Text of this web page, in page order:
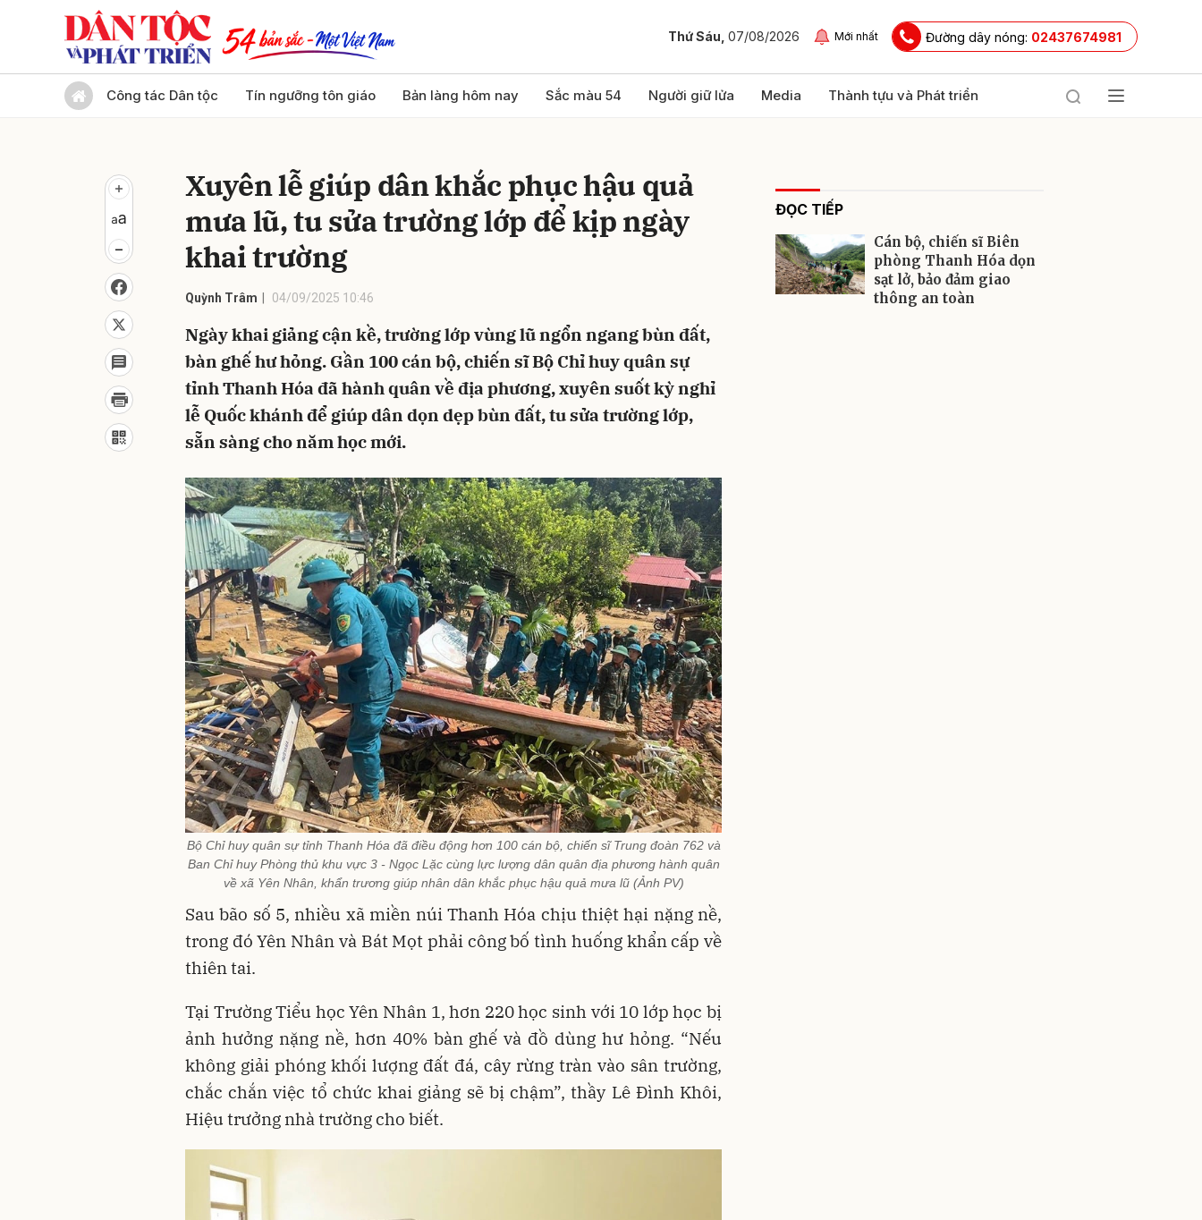
Thứ Sáu, 07/08/2026 Mới nhất Đường dây nóng: 02437674981
Công tác Dân tộc Tín ngưỡng tôn giáo Bản làng hôm nay Sắc màu 54 Người giữ lửa Media Thành tựu và Phát triển
Xuyên lễ giúp dân khắc phục hậu quả
mưa lũ, tu sửa trường lớp để kịp ngày
khai trường
Quỳnh Trâm 04/09/2025 10:46
Ngày khai giảng cận kề, trường lớp vùng lũ ngổn ngang bùn đất,
bàn ghế hư hỏng. Gần 100 cán bộ, chiến sĩ Bộ Chỉ huy quân sự
tỉnh Thanh Hóa đã hành quân về địa phương, xuyên suốt kỳ nghỉ
lễ Quốc khánh để giúp dân dọn dẹp bùn đất, tu sửa trường lớp,
sẵn sàng cho năm học mới.
Bộ Chỉ huy quân sự tỉnh Thanh Hóa đã điều động hơn 100 cán bộ, chiến sĩ Trung đoàn 762 và
Ban Chỉ huy Phòng thủ khu vực 3 - Ngọc Lặc cùng lực lượng dân quân địa phương hành quân
về xã Yên Nhân, khẩn trương giúp nhân dân khắc phục hậu quả mưa lũ (Ảnh PV)
Sau bão số 5, nhiều xã miền núi Thanh Hóa chịu thiệt hại nặng nề,
trong đó Yên Nhân và Bát Mọt phải công bố tình huống khẩn cấp về
thiên tai.
Tại Trường Tiểu học Yên Nhân 1, hơn 220 học sinh với 10 lớp học bị
ảnh hưởng nặng nề, hơn 40% bàn ghế và đồ dùng hư hỏng. “Nếu
không giải phóng khối lượng đất đá, cây rừng tràn vào sân trường,
chắc chắn việc tổ chức khai giảng sẽ bị chậm”, thầy Lê Đình Khôi,
Hiệu trưởng nhà trường cho biết.
ĐỌC TIẾP
Cán bộ, chiến sĩ Biên
phòng Thanh Hóa dọn
sạt lở, bảo đảm giao
thông an toàn
Gửi bình luận
Gửi